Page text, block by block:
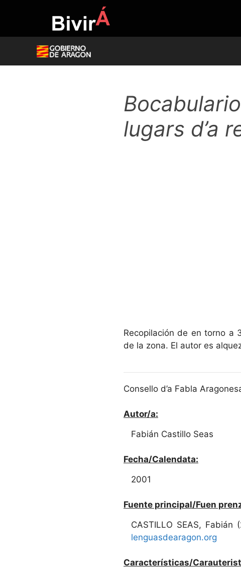
lugars d’a
Recopilación de en torno a
de la zona. El autor es
Consello d’a Fabla
Autor/a:
Fabián Castillo Seas
Fecha/Calendata:
2001
Fuente principal/Fuen
CASTILLO SEAS, Fabián
lenguasdearagon.org
Características/